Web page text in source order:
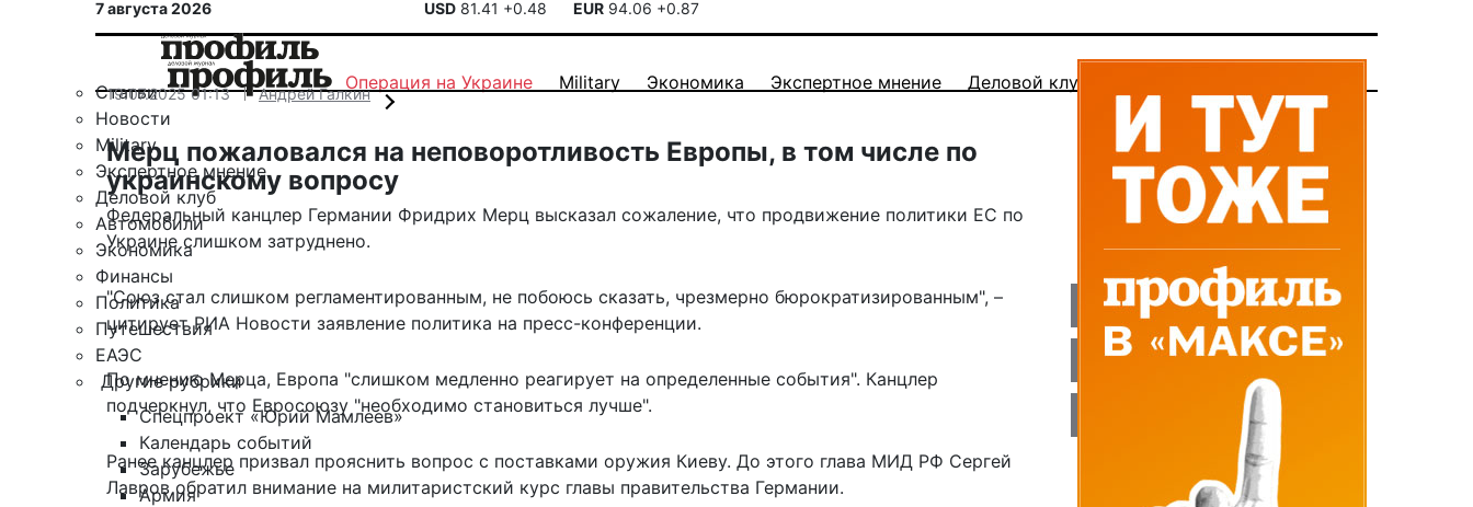
7 августа 2026 USD 81.41 +0.48 EUR 94.06 +0.87
Статьи
Новости
Military
Экспертное мнение
Деловой клуб
Автомобили
Экономика
Финансы
Политика
Путешествия
ЕАЭС
Другие рубрики
Спецпроект «Юрий Мамлеев»
Календарь событий
Зарубежье
Армия
Операция на Украине Military Экономика Экспертное мнение Деловой клуб
19.07.2025 01:13 Андрей Галкин
Мерц пожаловался на неповоротливость Европы, в том числе по
украинскому вопросу
Федеральный канцлер Германии Фридрих Мерц высказал сожаление, что продвижение политики ЕС по
Украине слишком затруднено.
"Союз стал слишком регламентированным, не побоюсь сказать, чрезмерно бюрократизированным", –
цитируетРИА Новости заявление политика на пресс-конференции.
По мнению Мерца, Европа "слишком медленно реагирует на определенные события". Канцлер
подчеркнул, что Евросоюзу "необходимо становиться лучше".
Ранее канцлер призвал прояснить вопрос с поставками оружия Киеву. До этого глава МИД РФ Сергей
Лавров обратил внимание на милитаристский курс главы правительства Германии.